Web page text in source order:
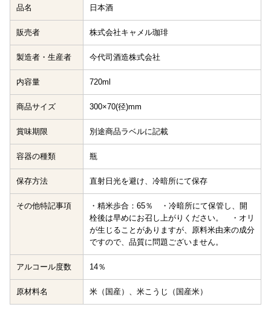
品名 日本酒
販売者 株式会社キャメル珈琲
製造者・生産者 今代司酒造株式会社
内容量 720ml
商品サイズ 300×70(径)mm
賞味期限 別途商品ラベルに記載
容器の種類 瓶
保存方法 直射日光を避け、冷暗所にて保存
その他特記事項
・精米歩合：65％ ・冷暗所にて保管し、開
栓後は早めにお召し上がりください。 ・オリ
が生じることがありますが、原料米由来の成分
ですので、品質に問題ございません。
アルコール度数 14％
原材料名 米（国産）、米こうじ（国産米）